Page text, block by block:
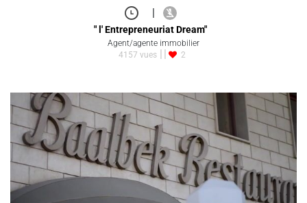
|
" l' Entrepreneuriat Dream"
Agent/agente immobilier
4157 vues
2